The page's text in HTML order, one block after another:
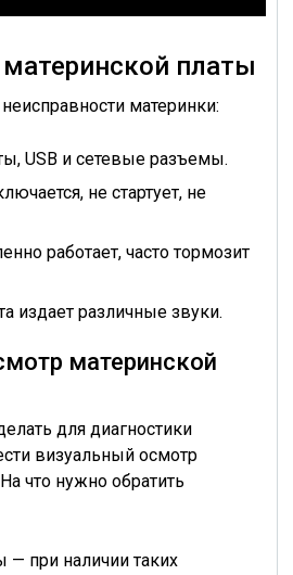
платы
материнки:
USB и сетевые разъемы.
не стартует, не
работает, часто тормозит
издает различные звуки.
материнской
для диагностики
визуальный осмотр
что нужно обратить
при наличии таких